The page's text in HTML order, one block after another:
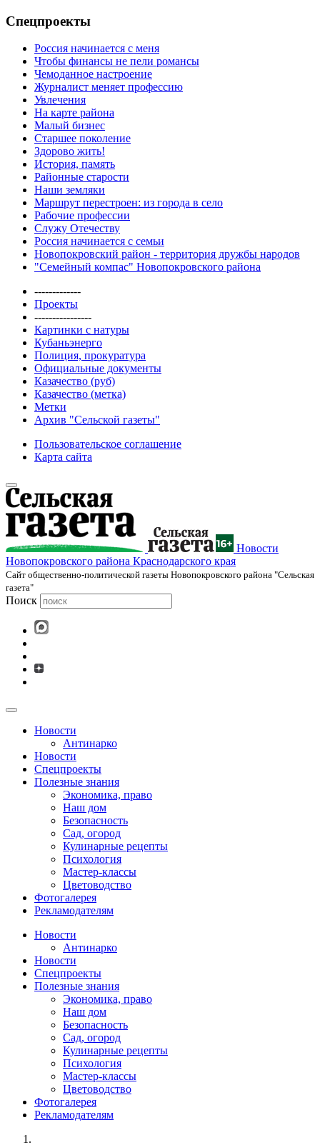
Спецпроекты
Россия начинается с меня
Чтобы финансы не пели романсы
Чемоданное настроение
Журналист меняет профессию
Увлечения
На карте района
Малый бизнес
Старшее поколение
Здорово жить!
История, память
Районные старости
Наши земляки
Маршрут перестроен: из города в село
Рабочие профессии
Служу Отечеству
Россия начинается с семьи
Новопокровский район - территория дружбы народов
"Семейный компас" Новопокровского района
-------------
Проекты
----------------
Картинки с натуры
Кубаньэнерго
Полиция, прокуратура
Официальные документы
Казачество (руб)
Казачество (метка)
Метки
Архив "Сельской газеты"
Пользовательское соглашение
Карта сайта
Новости
Новопокровского района Краснодарского края
Cайт общественно-политической газеты Новопокровского района "Сельская
газета"
Поиск
Новости
Антинарко
Новости
Спецпроекты
Полезные знания
Экономика, право
Наш дом
Безопасность
Сад, огород
Кулинарные рецепты
Психология
Мастер-классы
Цветоводство
Фотогалерея
Рекламодателям
Новости
Антинарко
Новости
Спецпроекты
Полезные знания
Экономика, право
Наш дом
Безопасность
Сад, огород
Кулинарные рецепты
Психология
Мастер-классы
Цветоводство
Фотогалерея
Рекламодателям